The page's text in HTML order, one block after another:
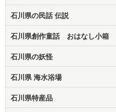
石川県の民話 伝説
石川県創作童話 おはなし小箱
石川県の妖怪
石川県 海水浴場
石川県特産品